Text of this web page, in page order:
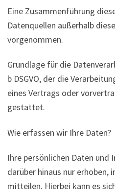
Eine Zusammenführung
Datenquellen außerhalb
vorgenommen.
Grundlage für die
b DSGVO, der die
eines Vertrags oder
gestattet.
Wie erfassen wir Ihre Daten?
Ihre persönlichen Daten
darüber hinaus nur erhoben,
mitteilen. Hierbei kann es